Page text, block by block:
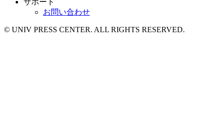
サポート
お問い合わせ
© UNIV PRESS CENTER. ALL RIGHTS RESERVED.